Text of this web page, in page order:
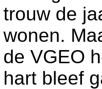
trouw de
wonen.
de VGEO
hart bleef